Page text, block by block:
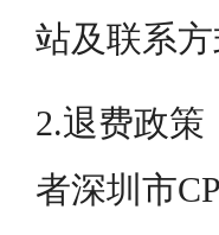
站及联系
2.退费政策
者深圳市